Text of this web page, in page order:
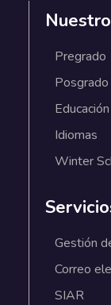
Pregrado
Posgrado
Idiomas
Winter
Gestión
Correo
SIAR